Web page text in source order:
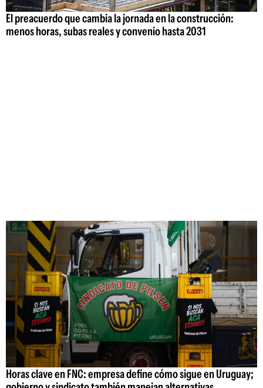
El preacuerdo que cambia la jornada en la construcción:
menos horas, subas reales y convenio hasta 2031
Horas clave en FNC: empresa define cómo sigue en Uruguay;